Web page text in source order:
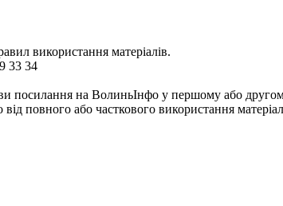
використання матеріалів.
33 34
посилання на ВолиньІнфо у першому або
повного або часткового використання